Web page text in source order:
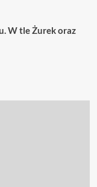
W tle Żurek oraz